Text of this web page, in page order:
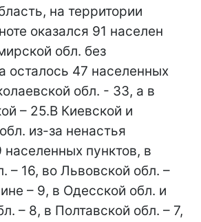
на территории
оказался 91 населен
обл. без
осталось 47 населенных
обл. - 33, а в
– 25.В Киевской и
из-за ненастья
населенных пунктов, в
– 16, во Львовской обл. –
– 9, в Одесской обл. и
– 8, в Полтавской обл. – 7,